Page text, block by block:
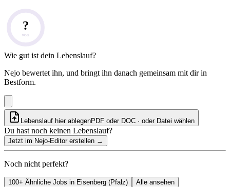
?
Note
Wie gut ist dein Lebenslauf?
Nejo bewertet ihn, und bringt ihn danach gemeinsam mit dir in
Bestform.
Lebenslauf hier ablegenPDF oder DOC · oder Datei wählen
Du hast noch keinen Lebenslauf?
Jetzt im Nejo-Editor erstellen →
Noch nicht perfekt?
100+ Ähnliche Jobs in Eisenberg (Pfalz) Alle ansehen